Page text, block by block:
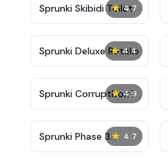
★ 4.7
Sprunki Skibidi Toilet
★ 4.4
Sprunki Deluxe Retake
★ 4.9
Sprunki Corruptbox 1
★ 4.7
Sprunki Phase 3
Definitive